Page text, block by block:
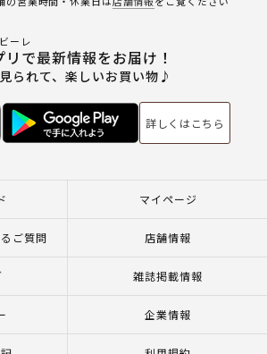
ーレ
で最新情報をお届け！
られて、楽しいお買い物♪
詳しくはこちら
マイページ
ご質問 店舗情報
雑誌掲載情報
企業情報